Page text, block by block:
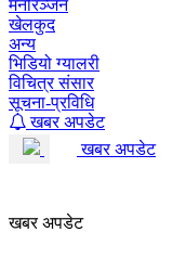
मनोरञ्जन
खेलकुद
अन्य
भिडियो ग्यालरी
विचित्र संसार
सूचना-प्रविधि
खबर अपडेट
खबर अपडेट
खबर अपडेट